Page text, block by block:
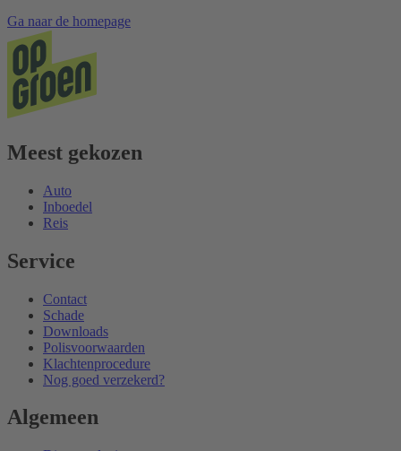
Ga naar de homepage
Meest gekozen
Auto
Inboedel
Reis
Service
Contact
Schade
Downloads
Polisvoorwaarden
Klachtenprocedure
Nog goed verzekerd?
Algemeen